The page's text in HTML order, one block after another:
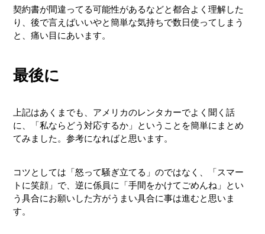
契約書が間違ってる可能性があるなどと都合よく理解した
り、後で言えばいいやと簡単な気持ちで数日使ってしまう
と、痛い目にあいます。
最後に
上記はあくまでも、アメリカのレンタカーでよく聞く話
に、「私ならどう対応するか」ということを簡単にまとめ
てみました。参考になればと思います。
コツとしては「怒って騒ぎ立てる」のではなく、「スマー
トに笑顔」で、逆に係員に「手間をかけてごめんね」とい
う具合にお願いした方がうまい具合に事は進むと思いま
す。